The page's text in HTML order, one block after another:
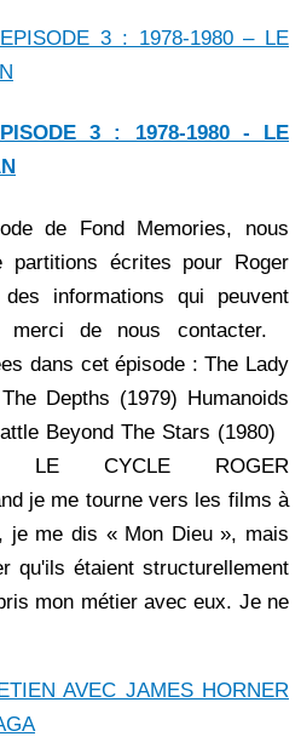
3 : 1978-1980 - LE
de Fond Memories, nous
partitions écrites pour Roger
informations qui peuvent
merci de nous contacter.
dans cet épisode : The Lady
Depths (1979) Humanoids
Beyond The Stars (1980)
- LE CYCLE ROGER
je me tourne vers les films à
je me dis « Mon Dieu », mais
qu'ils étaient structurellement
mon métier avec eux. Je ne